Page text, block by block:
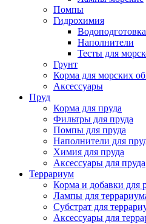
Помпы
Гидрохимия
Водоподготовка
Наполнители
Тесты для
Грунт
Корма для морских
Аксессуары
Пруд
Корма для пруда
Фильтры для пруда
Помпы для пруда
Наполнители для
Химия для пруда
Аксессуары для пруда
Террариум
Корма и добавки для
Лампы для
Субстрат для
Аксессуары для